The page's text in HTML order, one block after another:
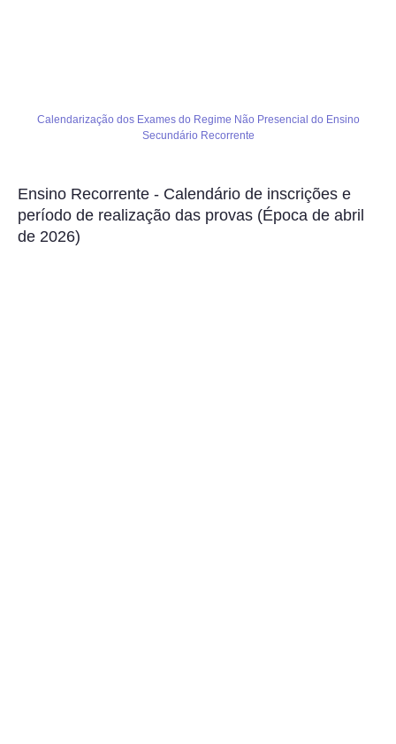
Calendarização dos Exames do Regime Não Presencial do Ensino
Secundário Recorrente
Ensino Recorrente - Calendário de inscrições e
período de realização das provas (Época de abril
de 2026)